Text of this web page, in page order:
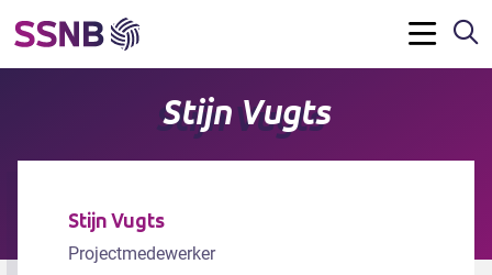
Stijn Vugts
Stijn Vugts
Projectmedewerker